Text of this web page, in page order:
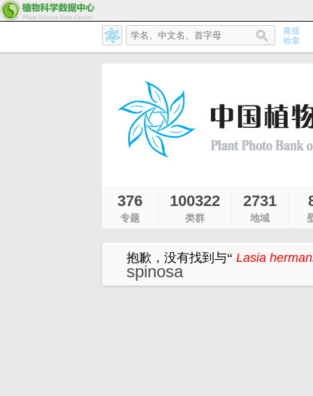
376
专题
100322
类群
2731
地域
抱歉，没有找到与“Lasia
spinosa